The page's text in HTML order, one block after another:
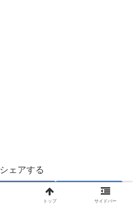
シェアする
はてブ
トップ サイドバー